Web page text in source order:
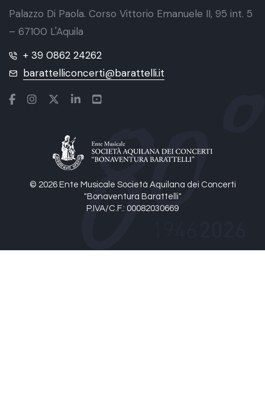
© 2026 Ente Musicale Società Aquilana dei Concerti
"Bonaventura Barattelli"
P.IVA/C.F.: 00082030669
Palazzo Di Paola. Corso Vittorio Emanuele II, 95 int. 5
– 67100 L'Aquila
+ 39 0862 24262
barattelliconcerti@barattelli.it